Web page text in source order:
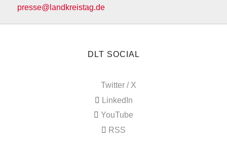
presse@landkreistag.de
DLT SOCIAL
Twitter / X
LinkedIn
YouTube
RSS